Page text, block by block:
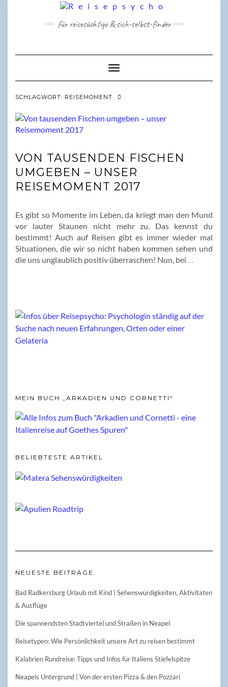
für reisesüchtige & sich-selbst-finder
Toggle Navigation
SCHLAGWORT: REISEMOMENT
VON TAUSENDEN FISCHEN
UMGEBEN – UNSER
REISEMOMENT 2017
Es gibt so Momente im Leben, da kriegt man den Mund
vor lauter Staunen nicht mehr zu. Das kennst du
bestimmt! Auch auf Reisen gibt es immer wieder mal
Situationen, die wir so nicht haben kommen sehen und
die uns unglaublich positiv überraschen! Nun, bei
MEIN BUCH „ARKADIEN UND CORNETTI“
BELIEBTESTE ARTIKEL
NEUESTE BEITRÄGE
Bad Radkersburg Urlaub mit Kind | Sehenswürdigkeiten, Aktivitäten
& Ausflüge
Die spannendsten Stadtviertel und Straßen in Neapel
Reisetypen: Wie Persönlichkeit unsere Art zu reisen bestimmt
Kalabrien Rundreise: Tipps und Infos für Italiens Stiefelspitze
Neapels Untergrund | Von der ersten Pizza & den Pozzari